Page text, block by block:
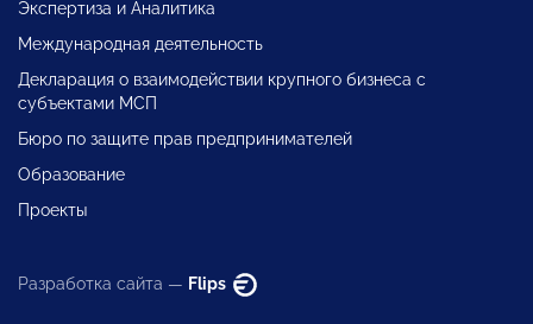
Экспертиза и Аналитика
Международная деятельность
Декларация о взаимодействии крупного бизнеса с
субъектами МСП
Бюро по защите прав предпринимателей
Образование
Проекты
Разработка сайта — Flips